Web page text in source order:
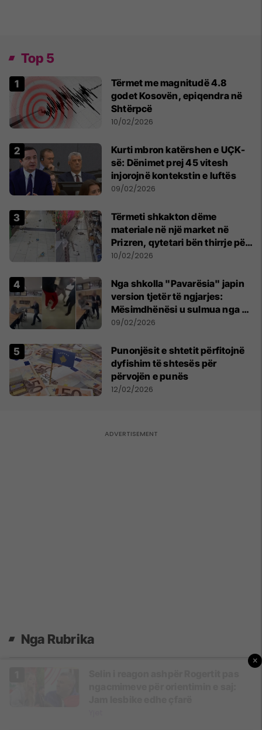
Top 5
Tërmet me magnitudë 4.8
godet Kosovën, epiqendra në
Shtërpcë
10/02/2026
Kurti mbron katërshen e UÇK-
së: Dënimet prej 45 vitesh
injorojnë kontekstin e luftës
09/02/2026
Tërmeti shkakton dëme
materiale në një market në
Prizren, qytetari bën thirrje për
qetësi dhe solidaritet
10/02/2026
Nga shkolla "Pavarësia" japin
version tjetër të ngjarjes:
Mësimdhënësi u sulmua nga 10
nxënës, reagoi në vetëmbrojtje
09/02/2026
Punonjësit e shtetit përfitojnë
dyfishim të shtesës për
përvojën e punës
12/02/2026
Nga Rubrika
×